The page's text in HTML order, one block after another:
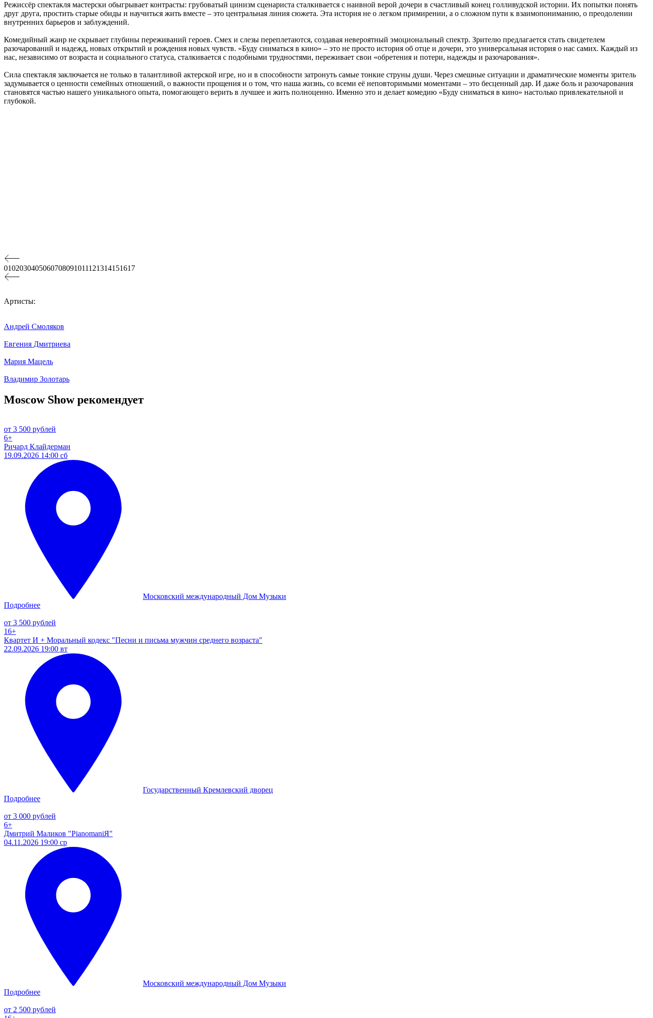
Режиссёр спектакля мастерски обыгрывает контрасты: грубоватый цинизм сценариста сталкивается с наивной верой дочери в счастливый конец голливудской истории. Их попытки понять
друг друга, простить старые обиды и научиться жить вместе – это центральная линия сюжета. Эта история не о легком примирении, а о сложном пути к взаимопониманию, о преодолении
внутренних барьеров и заблуждений.
Комедийный жанр не скрывает глубины переживаний героев. Смех и слезы переплетаются, создавая невероятный эмоциональный спектр. Зрителю предлагается стать свидетелем
разочарований и надежд, новых открытий и рождения новых чувств. «Буду сниматься в кино» – это не просто история об отце и дочери, это универсальная история о нас самих. Каждый из
нас, независимо от возраста и социального статуса, сталкивается с подобными трудностями, переживает свои «обретения и потери, надежды и разочарования».
Сила спектакля заключается не только в талантливой актерской игре, но и в способности затронуть самые тонкие струны души. Через смешные ситуации и драматические моменты зритель
задумывается о ценности семейных отношений, о важности прощения и о том, что наша жизнь, со всеми её неповторимыми моментами – это бесценный дар. И даже боль и разочарования
становятся частью нашего уникального опыта, помогающего верить в лучшее и жить полноценно. Именно это и делает комедию «Буду сниматься в кино» настолько привлекательной и
глубокой.
0102030405060708091011121314151617
Артисты:
Андрей Смоляков
Евгения Дмитриева
Мария Мацель
Владимир Золотарь
Moscow Show рекомендует
от 3 500 рублей
6+
Ричард Клайдерман
19.09.2026 14:00 сб
Московский международный Дом Музыки
Подробнее
от 3 500 рублей
16+
Квартет И + Моральный кодекс "Песни и письма мужчин среднего возраста"
22.09.2026 19:00 вт
Государственный Кремлевский дворец
Подробнее
от 3 000 рублей
6+
Дмитрий Маликов "PianomaniЯ"
04.11.2026 19:00 ср
Московский международный Дом Музыки
Подробнее
от 2 500 рублей